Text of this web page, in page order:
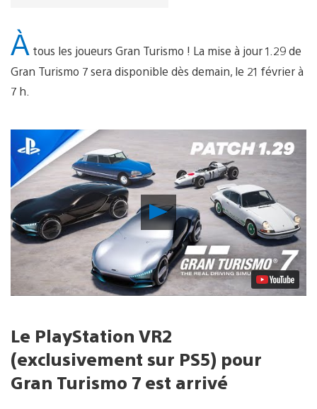
À tous les joueurs Gran Turismo ! La mise à jour 1.29 de
Gran Turismo 7 sera disponible dès demain, le 21 février à
7 h.
Lancer
la
vidéo
Le PlayStation VR2
(exclusivement sur PS5) pour
Gran Turismo 7 est arrivé